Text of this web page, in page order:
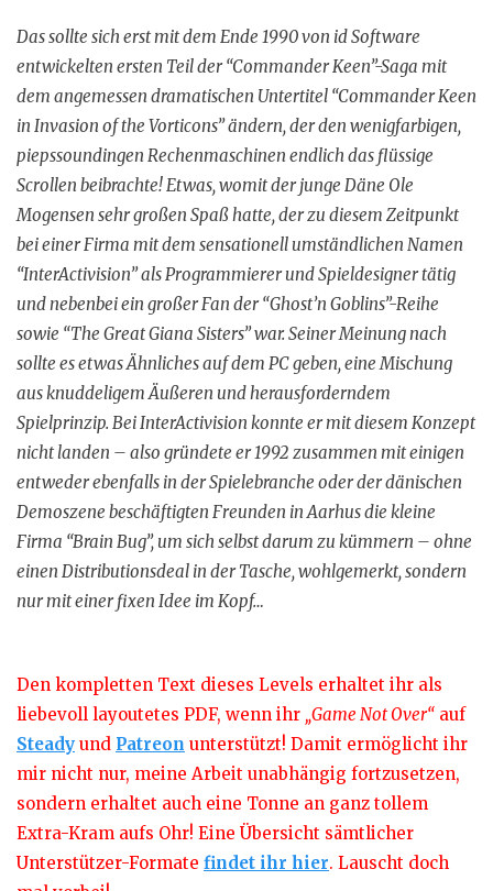
Das sollte sich erst mit dem Ende 1990 von id Software
entwickelten ersten Teil der “Commander Keen”-Saga mit
dem angemessen dramatischen Untertitel “Commander Keen
in Invasion of the Vorticons” ändern, der den wenigfarbigen,
piepssoundingen Rechenmaschinen endlich das flüssige
Scrollen beibrachte! Etwas, womit der junge Däne Ole
Mogensen sehr großen Spaß hatte, der zu diesem Zeitpunkt
bei einer Firma mit dem sensationell umständlichen Namen
“InterActivision” als Programmierer und Spieldesigner tätig
und nebenbei ein großer Fan der “Ghost’n Goblins”-Reihe
sowie “The Great Giana Sisters” war. Seiner Meinung nach
sollte es etwas Ähnliches auf dem PC geben, eine Mischung
aus knuddeligem Äußeren und herausforderndem
Spielprinzip. Bei InterActivision konnte er mit diesem Konzept
nicht landen – also gründete er 1992 zusammen mit einigen
entweder ebenfalls in der Spielebranche oder der dänischen
Demoszene beschäftigten Freunden in Aarhus die kleine
Firma “Brain Bug”, um sich selbst darum zu kümmern – ohne
einen Distributionsdeal in der Tasche, wohlgemerkt, sondern
nur mit einer fixen Idee im Kopf…
Den kompletten Text dieses Levels erhaltet ihr als
liebevoll layoutetes PDF, wenn ihr „Game Not Over“ auf
Steady und Patreon unterstützt! Damit ermöglicht ihr
mir nicht nur, meine Arbeit unabhängig fortzusetzen,
sondern erhaltet auch eine Tonne an ganz tollem
Extra-Kram aufs Ohr! Eine Übersicht sämtlicher
Unterstützer-Formate findet ihr hier. Lauscht doch